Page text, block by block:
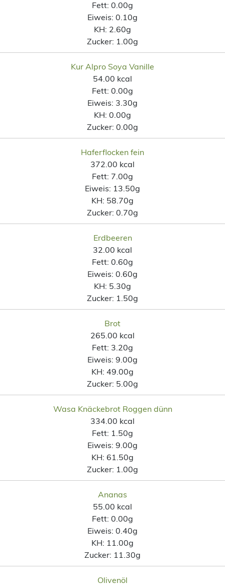
Fett: 0.00g
Eiweis: 0.10g
KH: 2.60g
Zucker: 1.00g
Kur Alpro Soya Vanille
54.00 kcal
Fett: 0.00g
Eiweis: 3.30g
KH: 0.00g
Zucker: 0.00g
Haferflocken fein
372.00 kcal
Fett: 7.00g
Eiweis: 13.50g
KH: 58.70g
Zucker: 0.70g
Erdbeeren
32.00 kcal
Fett: 0.60g
Eiweis: 0.60g
KH: 5.30g
Zucker: 1.50g
Brot
265.00 kcal
Fett: 3.20g
Eiweis: 9.00g
KH: 49.00g
Zucker: 5.00g
Wasa Knäckebrot Roggen dünn
334.00 kcal
Fett: 1.50g
Eiweis: 9.00g
KH: 61.50g
Zucker: 1.00g
Ananas
55.00 kcal
Fett: 0.00g
Eiweis: 0.40g
KH: 11.00g
Zucker: 11.30g
Olivenöl